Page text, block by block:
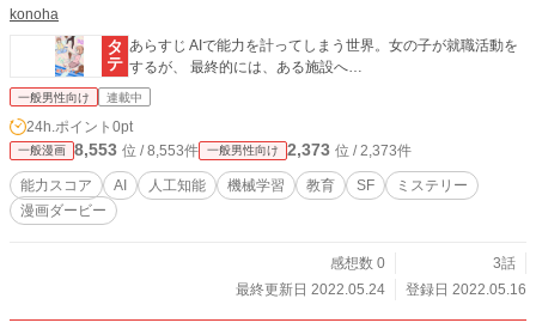
konoha
あらすじ AIで能力を計ってしまう世界。女の子が就職活動を
するが、 最終的には、ある施設へ…
一般男性向け 連載中
24h.ポイント 0pt
一般漫画 8,553 位 / 8,553件 一般男性向け 2,373 位 / 2,373件
能力スコア AI 人工知能 機械学習 教育 SF
ミステリー
漫画ダービー
感想数 0
3話
最終更新日 2022.05.24
登録日 2022.05.16